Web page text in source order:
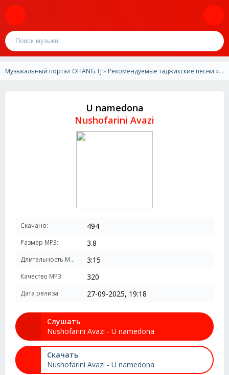
Музыкальный портал OHANG.TJ » Рекомендуемые таджикские песни » Nushofarini Avazi - U namedona
U namedona
Nushofarini Avazi
Скачано: 494
Размер MP3: 3.8
Длительность MP3: 3:15
Качество MP3: 320
Дата релиза: 27-09-2025, 19:18
Слушать
Nushofarini Avazi - U namedona
Скачать
Nushofarini Avazi - U namedona